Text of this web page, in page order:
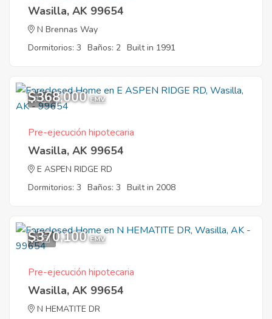
Wasilla, AK 99654
N Brennas Way
Dormitorios: 3 Baños: 2 Built in 1991
7
$368,000 EMV
Pre-ejecución hipotecaria
Wasilla, AK 99654
E ASPEN RIDGE RD
Dormitorios: 3 Baños: 3 Built in 2008
3
$370,100 EMV
Pre-ejecución hipotecaria
Wasilla, AK 99654
N HEMATITE DR